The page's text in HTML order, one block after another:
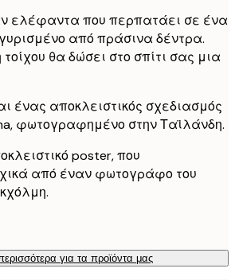
ελέφαντα που περπατάει σε ένα
από πράσινα δέντρα.
θα δώσει στο σπίτι σας μια
ένας αποκλειστικός σχεδιασμός
φωτογραφημένο στην Ταϊλάνδη.
poster, που
από έναν φωτογράφο του
για τα προϊόντα μας